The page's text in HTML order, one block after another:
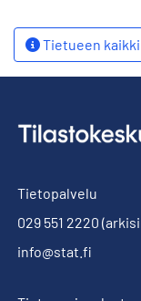
Tietueen
Tietopalvelu
029 551 2220
info@stat.fi